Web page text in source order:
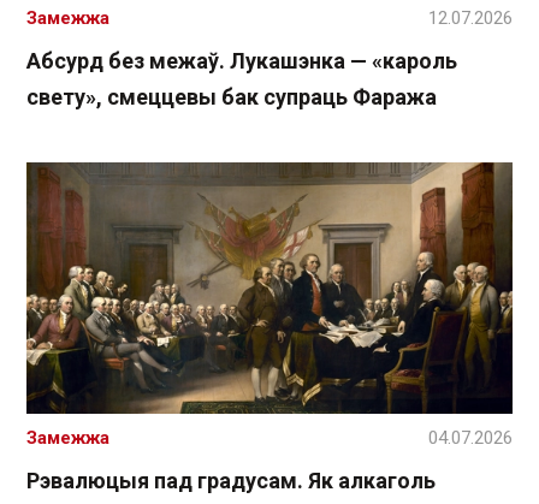
Абсурд без межаў. Лукашэнка — «кароль
свету», смеццевы бак супраць Фаража
Замежжа 12.07.2026
Рэвалюцыя пад градусам. Як алкаголь
Замежжа 04.07.2026